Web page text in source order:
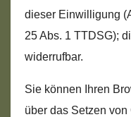
dieser Einwilligung
25 Abs. 1 TTDSG);
widerrufbar.
Sie können Ihren
über das Setzen